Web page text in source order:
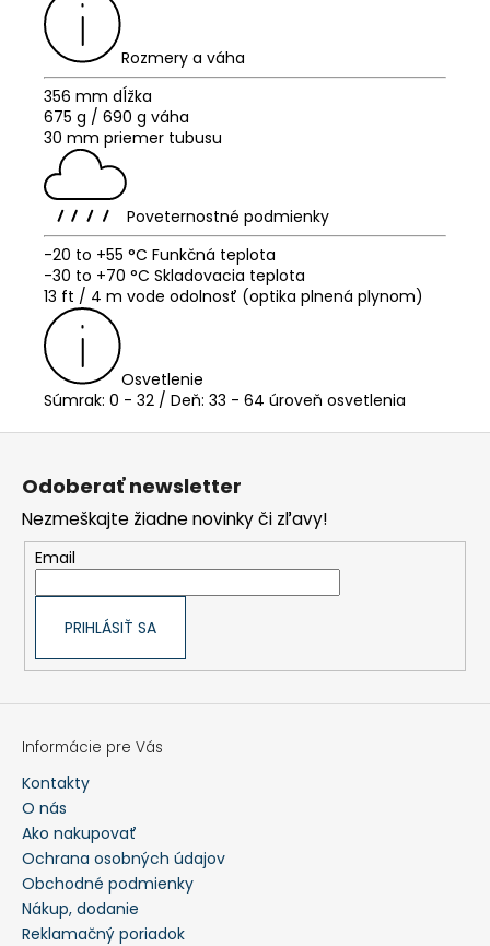
Rozmery a váha
356 mm dĺžka
675 g / 690 g váha
30 mm priemer tubusu
Poveternostné podmienky
-20 to +55 °C Funkčná teplota
-30 to +70 °C Skladovacia teplota
13 ft / 4 m vode odolnosť (optika plnená plynom)
Osvetlenie
Súmrak: 0 - 32 / Deň: 33 - 64 úroveň osvetlenia
Z
Odoberať newsletter
Nezmeškajte žiadne novinky či zľavy!
Email
PRIHLÁSIŤ SA
Informácie pre Vás
Kontakty
O nás
Ako nakupovať
Ochrana osobných údajov
Obchodné podmienky
Nákup, dodanie
Reklamačný poriadok